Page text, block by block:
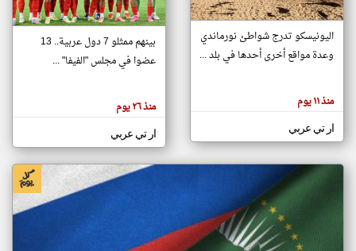
تغيير الدولة
اخبار جزر القمر على مدار الساعة
أهم اخبار جزر القمر العاجلة والمباشرة
هنا عن
وجهة
كاتبيها.
اليونيسكو تدرج شواطئ نورماندي
وعدة مواقع أخرى أحدها في بلد ...
منذ ١١ يوم
ار تي عربي
بينهم ممثلو 7 دول عربية.. 13
عضوا في مجلس "الفيفا" ...
منذ ٢٦ يوم
ار تي عربي
klyoum.com